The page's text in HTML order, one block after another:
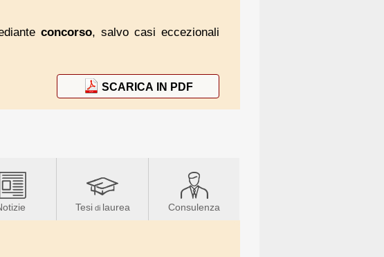
concorso, salvo casi eccezionali
SCARICA IN PDF
Tesidi laurea Consulenza